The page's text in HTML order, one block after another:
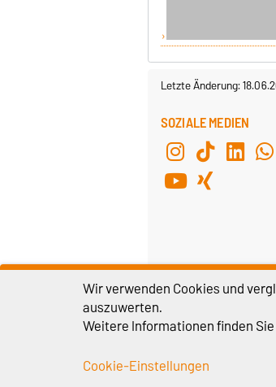
Letzte Änderung:
SOZIALE MEDIEN
Wir verwenden Cookies und
auszuwerten.
Weitere Informationen finden
Cookie-Einstellungen